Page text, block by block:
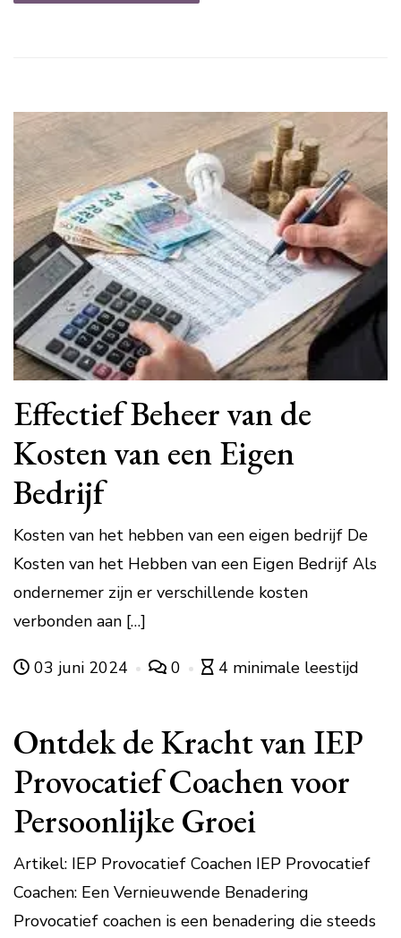
Effectief Beheer van de
Kosten van een Eigen
Bedrijf
Kosten van het hebben van een eigen bedrijf De
Kosten van het Hebben van een Eigen Bedrijf Als
ondernemer zijn er verschillende kosten
verbonden aan […]
03 juni 2024 0 4 minimale leestijd
Ontdek de Kracht van IEP
Provocatief Coachen voor
Persoonlijke Groei
Artikel: IEP Provocatief Coachen IEP Provocatief
Coachen: Een Vernieuwende Benadering
Provocatief coachen is een benadering die steeds